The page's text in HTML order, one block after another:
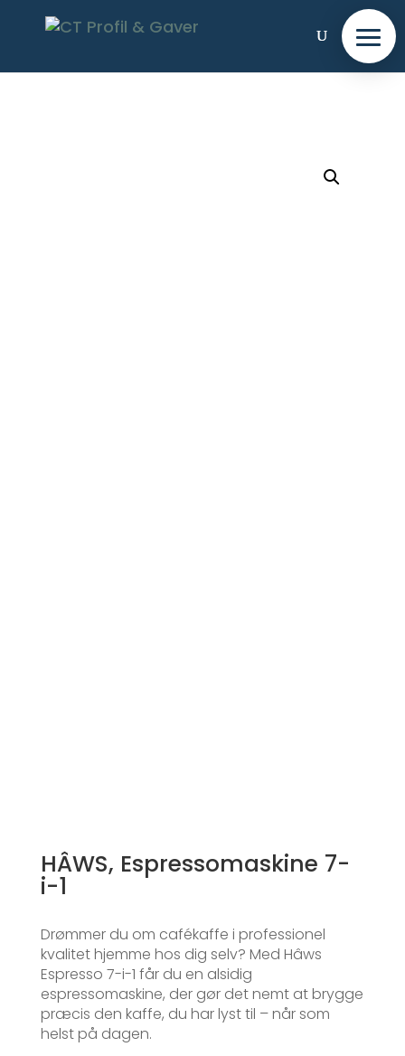
HÂWS, Espressomaskine 7-
i-1
Drømmer du om cafékaffe i professionel
kvalitet hjemme hos dig selv? Med Hâws
Espresso 7-i-1 får du en alsidig
espressomaskine, der gør det nemt at brygge
præcis den kaffe, du har lyst til – når som
helst på dagen.